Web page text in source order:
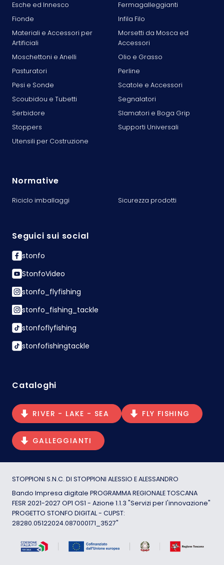
Esche ed Innesco
Fermagalleggianti
Fionde
Infila Filo
Materiali e Accessori per
Artificiali
Morsetti da Mosca ed
Accessori
Moschettoni e Anelli
Olio e Grasso
Pasturatori
Perline
Pesi e Sonde
Scatole e Accessori
Scoubidou e Tubetti
Segnalatori
Serbidore
Slamatori e Boga Grip
Stoppers
Supporti Universali
Utensili per Costruzione
Normative
Riciclo imballaggi Sicurezza prodotti
Seguici sui social
stonfo
StonfoVideo
stonfo_flyfishing
stonfo_fishing_tackle
stonfoflyfishing
stonfofishingtackle
Cataloghi
RIVER - LAKE - SEA FLY FISHING
GALLEGGIANTI
STOPPIONI S.N.C. DI STOPPIONI ALESSIO E ALESSANDRO
Bando Impresa digitale PROGRAMMA REGIONALE TOSCANA
FESR 2021-2027 OP1 OS1 - Azione 1.1.3 "Servizi per l'innovazione"
PROGETTO STONFO DIGITAL - CUPST:
28280.05122024.087000171_3527"